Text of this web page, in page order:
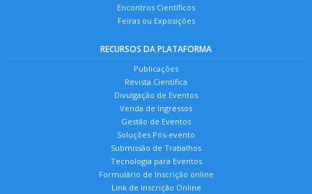
Encontros Científicos
Feiras ou Exposições
RECURSOS DA PLATAFORMA
Publicações
Revista Científica
Divulgação de Eventos
Venda de Ingressos
Gestão de Eventos
Soluções Pós-evento
Submissão de Trabalhos
Tecnologia para Eventos
Formulário de Inscrição online
Link de Inscrição Online